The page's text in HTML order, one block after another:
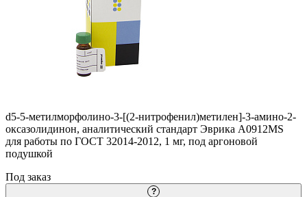
d5-5-мeтилмopфoлинo-3-[(2-нитpoфeнил)мeтилeн]-3-aминo-2-
oкcaзoлидинoн, аналитический стандарт Эврика A0912MS
для работы по ГОСТ 32014-2012, 1 мг, под аргоновой
подушкой
Под заказ
?